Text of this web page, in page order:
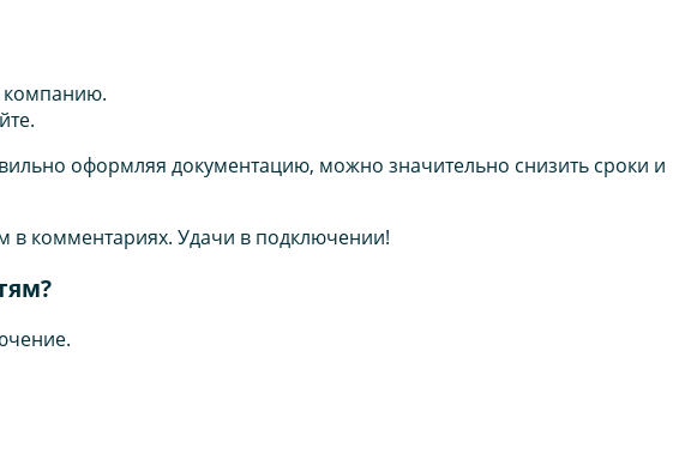
компанию.
оформляя документацию, можно значительно снизить сроки и
в комментариях. Удачи в подключении!